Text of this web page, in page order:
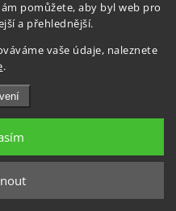
pomůžete, aby byl web pro
a přehlednější.
vaše údaje, naleznete
.
Skladem
436 Kč
–10 %
Do košíku
Kulový kohout se používá pro
nezakryté domácí a komerční
vhodný pro rozvody plynu.